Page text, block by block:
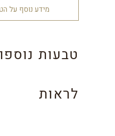
מידע נוסף על
טבעות
לראות